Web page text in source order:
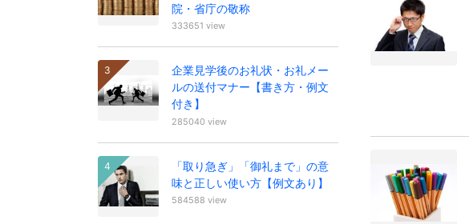
院・省庁の敬称
333651 view
企業見学後のお礼状・お礼メー
ルの送付マナー【書き方・例文
付き】
285040 view
「取り急ぎ」「御礼まで」の意
味と正しい使い方【例文あり】
584588 view